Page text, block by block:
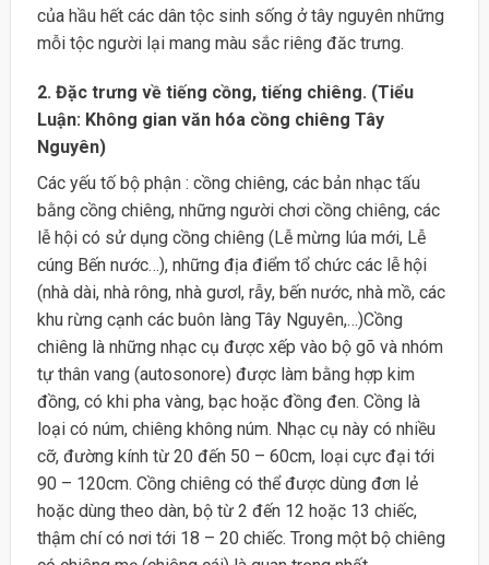
của hầu hết các dân tộc sinh sống ở tây nguyên những
mỗi tộc người lại mang màu sắc riêng đăc trưng.
2. Đặc trưng về tiếng cồng, tiếng chiêng. (Tiểu
Luận: Không gian văn hóa cồng chiêng Tây
Nguyên)
Các yếu tố bộ phận : cồng chiêng, các bản nhạc tấu
bằng cồng chiêng, những người chơi cồng chiêng, các
lễ hội có sử dụng cồng chiêng (Lễ mừng lúa mới, Lễ
cúng Bến nước…), những địa điểm tổ chức các lễ hội
(nhà dài, nhà rông, nhà gươl, rẫy, bến nước, nhà mồ, các
khu rừng cạnh các buôn làng Tây Nguyên,…)Cồng
chiêng là những nhạc cụ được xếp vào bộ gõ và nhóm
tự thân vang (autosonore) được làm bằng hợp kim
đồng, có khi pha vàng, bạc hoặc đồng đen. Cồng là
loại có núm, chiêng không núm. Nhạc cụ này có nhiều
cỡ, đường kính từ 20 đến 50 – 60cm, loại cực đại tới
90 – 120cm. Cồng chiêng có thể được dùng đơn lẻ
hoặc dùng theo dàn, bộ từ 2 đến 12 hoặc 13 chiếc,
thậm chí có nơi tới 18 – 20 chiếc. Trong một bộ chiêng